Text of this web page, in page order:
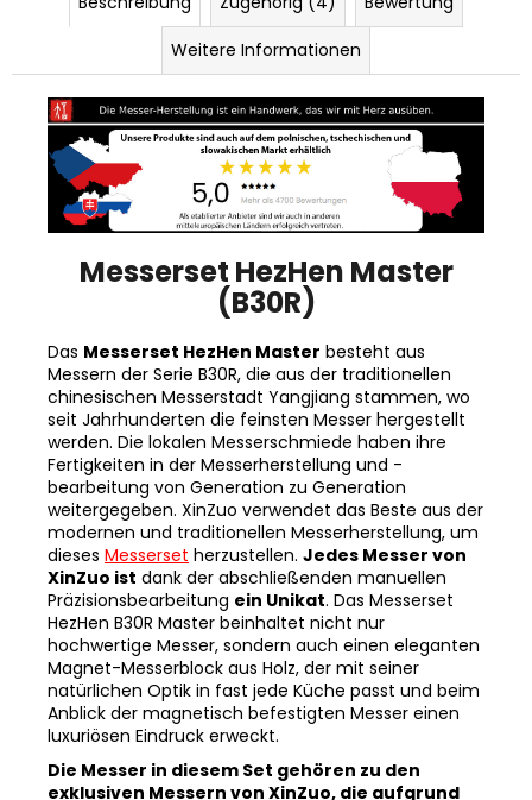
Weitere Informationen
Messerset HezHen Master
(B30R)
Messerset HezHen Master
Messern der Serie B30R, die aus der traditionellen
chinesischen Messerstadt Yangjiang stammen, wo
seit Jahrhunderten die feinsten Messer hergestellt
werden. Die lokalen Messerschmiede haben ihre
Fertigkeiten in der Messerherstellung und -
bearbeitung von Generation zu Generation
weitergegeben. XinZuo verwendet das Beste aus der
modernen und traditionellen Messerherstellung, um
dieses Messerset herzustellen.Jedes Messer von
XinZuo ist dank der abschließenden manuellen
Präzisionsbearbeitung ein Unikat. Das Messerset
HezHen B30R Master beinhaltet nicht nur
hochwertige Messer, sondern auch einen eleganten
Magnet-Messerblock aus Holz, der mit seiner
natürlichen Optik in fast jede Küche passt und beim
Anblick der magnetisch befestigten Messer einen
luxuriösen Eindruck erweckt.
Die Messer in diesem Set gehören zu den
exklusiven Messern von XinZuo, die aufgrund
ihrer Einzigartigkeit unter der eigenen Marke